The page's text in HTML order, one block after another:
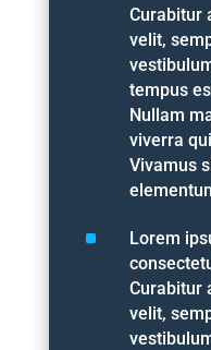
Curabitur
velit,
tempus
Nullam
viverra
Vivamus
^
Lorem
Curabitur
velit,